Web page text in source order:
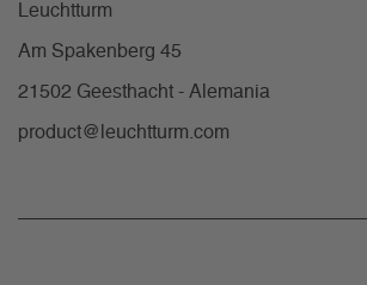
Leuchtturm
Am Spakenberg 45
21502 Geesthacht - Alemania
product@leuchtturm.com